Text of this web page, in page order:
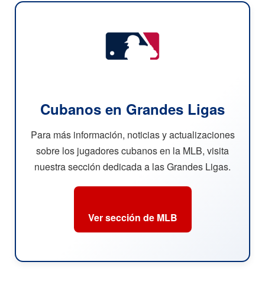
Cubanos en Grandes Ligas
Para más información, noticias y actualizaciones
sobre los jugadores cubanos en la MLB, visita
nuestra sección dedicada a las Grandes Ligas.
Ver sección de MLB